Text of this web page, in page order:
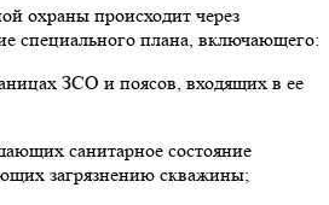
охраны происходит через
специального плана, включающего:
ЗСО и поясов, входящих в ее
санитарное состояние
загрязнению скважины;